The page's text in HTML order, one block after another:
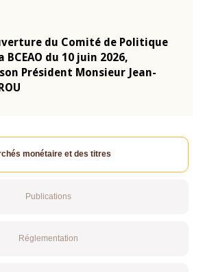
du Comité de Politique
du 10 juin 2026,
Président Monsieur Jean-
monétaire et des titres
Publications
Réglementation